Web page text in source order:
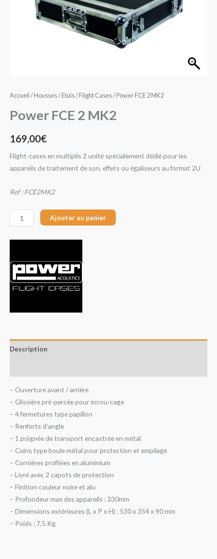
Accueil / Housses / Etuis / Flight Cases/ Power FCE 2 MK2
Power FCE 2 MK2
169,00€
Flight-cases en multiplis 2 unité spécialement dédié pour les
appareils de traitement de son, effets ou égaliseurs au format 2U
Ref : FCE2MK2
Ajouter au panier
Description
– Ouverture avant / arrière
– Glissière pré-percée pour écrou-cage
– 4 fermetures type papillon
– Renforts d’angle
– 1 poignée de transport encastrée en métal
– Coins type boule métal pour protection et empilage
– Cornières profilées en aluminium
– Livré avec 2 capots de protection
– Finition couleur noire et alu
– Profondeur max des appareils : 330mm
– Dimensions extérieures (L x P x H) : 530 x 354 x 90 mm
– Poids : 7,5 Kg